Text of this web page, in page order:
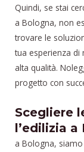
Quindi, se stai
a Bologna, non
trovare le
tua esperienza di
alta qualità.
progetto con
Scegliere
l’edilizia a
a Bologna,